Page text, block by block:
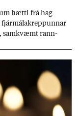
hætti frá hag­
fjár­málakrepp­unn­ar
sam­kvæmt rann­